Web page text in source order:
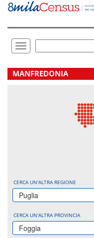
Vai
direttamente
Toggle
navigation
.
MANFREDONIA
CERCA UN'ALTRA REGIONE
Puglia
CERCA UN'ALTRA PROVINCIA
Foggia